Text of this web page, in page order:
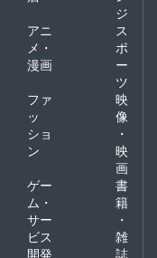
ジ
アニ
メ・
漫画
ス
ポ
ー
ツ
ファ
ッ
ショ
ン
映
像
・
映
画
ゲー
ム・
サー
ビス
開発
書
籍
・
雑
誌